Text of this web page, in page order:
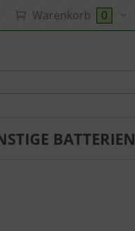
Warenkorb 0
BATTERIEN